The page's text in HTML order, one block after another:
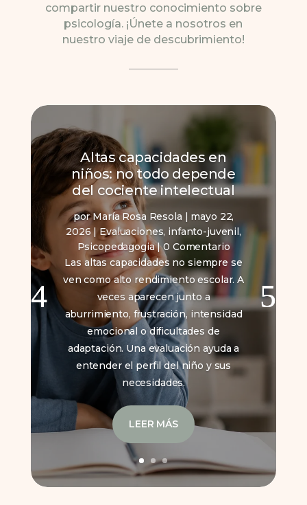
compartir nuestro conocimiento sobre
psicología. ¡Únete a nosotros en
nuestro viaje de descubrimiento!
Altas capacidades en
niños: no todo depende
del cociente intelectual
porMaría Rosa Resola | mayo 22,
2026| Evaluaciones, infanto-juvenil,
Psicopedagogia| 0 Comentario
Las altas capacidades no siempre se
ven como alto rendimiento escolar. A
veces aparecen junto a
aburrimiento, frustración, intensidad
emocional o dificultades de
adaptación. Una evaluación ayuda a
entender el perfil del niño y sus
necesidades.
LEER MÁS